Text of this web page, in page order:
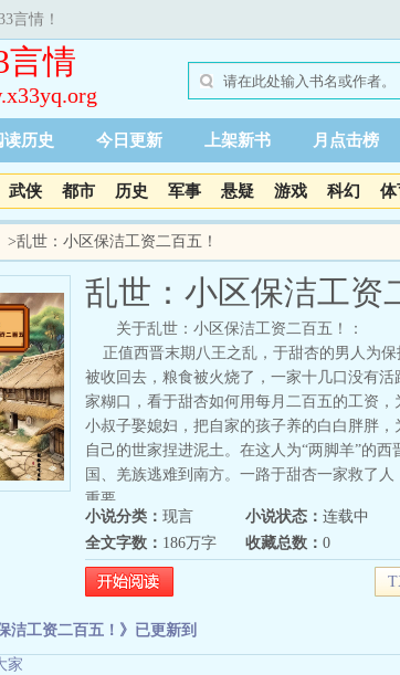
言情！
言情
读历史 今日更新 上架新书 月点击榜
武侠 都市 历史 军事 悬疑 游戏 科幻 体
>乱世：小区保洁工资二百五！
乱世：小区保洁工资
关于乱世：小区保洁工资二百五！：
正值西晋末期八王之乱，于甜杏的男人为
被收回去，粮食被火烧了，一家十几口没有
家糊口，看于甜杏如何用每月二百五的工资
小叔子娶媳妇，把自家的孩子养的白白胖胖
自己的世家捏进泥土。在这人为“两脚羊”的
国、羌族逃难到南方。一路于甜杏一家救了
重要。
小说分类： 现言 小说状态： 连载中
全文字数： 186万字 收藏总数： 0
洁工资二百五！》已更新到
家